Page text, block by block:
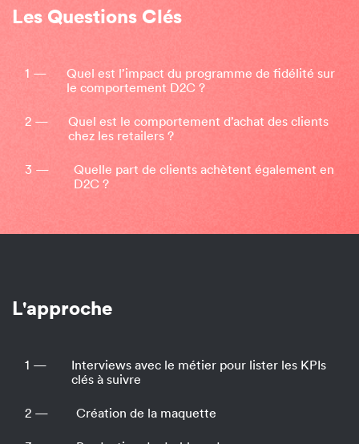
Les Questions Clés
1 —
Quel est l’impact du programme de fidélité sur
le comportement D2C ?
2 —
Quel est le comportement d’achat des clients
chez les retailers ?
3 —
Quelle part de clients achètent également en
D2C ?
L'approche
1 —
Interviews avec le métier pour lister les KPIs
clés à suivre
2 — Création de la maquette